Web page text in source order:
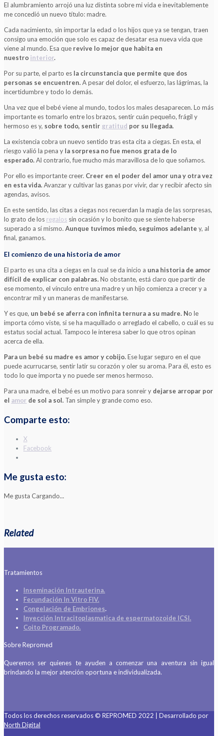
El alumbramiento arrojó una luz distinta sobre mi vida e inevitablemente
me concedió un nuevo título: madre.
Cada nacimiento, sin importar la edad o los hijos que ya se tengan, traen
consigo una emoción que solo es capaz de desatar esa nueva vida que
viene al mundo. Esa que revive lo mejor que habita en
nuestro interior.
Por su parte, el parto es la circunstancia que permite que dos
personas se encuentren.A pesar del dolor, el esfuerzo, las lágrimas, la
incertidumbre y todo lo demás.
Una vez que el bebé viene al mundo, todos los males desaparecen. Lo más
importante es tomarlo entre los brazos, sentir cuán pequeño, frágil y
hermoso es y, sobre todo, sentir gratitud por su llegada.
La existencia cobra un nuevo sentido tras esta cita a ciegas. En esta, el
riesgo valió la pena y la sorpresa no fue menos grata de lo
esperado.Al contrario, fue mucho más maravillosa de lo que soñamos.
Por ello es importante creer. Creer en el poder del amor una y otra vez
en esta vida.Avanzar y cultivar las ganas por vivir, dar y recibir afecto sin
agendas, avisos.
En este sentido, las citas a ciegas nos recuerdan la magia de las sorpresas,
lo grato de los regalos sin ocasión y lo bonito que se siente haberse
superado a sí mismo. Aunque tuvimos miedo, seguimos adelante y, al
final, ganamos.
El comienzo de una historia de amor
El parto es una cita a ciegas en la cual se da inicio a una historia de amor
difícil de explicar con palabras.No obstante, está claro que partir de
ese momento, el vínculo entre una madre y un hijo comienza a crecer y a
encontrar mil y un maneras de manifestarse.
Y es que, un bebé se aferra con infinita ternura a su madre. No le
importa cómo viste, si se ha maquillado o arreglado el cabello, o cuál es su
estatus social actual. Tampoco le interesa saber lo que otros opinan
acerca de ella.
Para un bebé su madre es amor y cobijo.Ese lugar seguro en el que
puede acurrucarse, sentir latir su corazón y oler su aroma. Para él, esto es
todo lo que importa y no puede ser menos hermoso.
Para una madre, el bebé es un motivo para sonreír y dejarse arropar por
el amor de sol a sol. Tan simple y grande como eso.
Comparte esto:
X
Facebook
Me gusta esto:
Me gusta Cargando...
Related
Tratamientos
Inseminación Intrauterina.
Fecundación In Vitro FIV.
Congelación de Embriones.
Inyección Intracitoplasmatica de espermatozoide ICSI.
Coito Programado.
Sobre Repromed
Queremos ser quienes te ayuden a comenzar una aventura sin igual
brindando la mejor atención oportuna e individualizada.
Todos los derechos reservados © REPROMED 2022 | Desarrollado por
North Digital